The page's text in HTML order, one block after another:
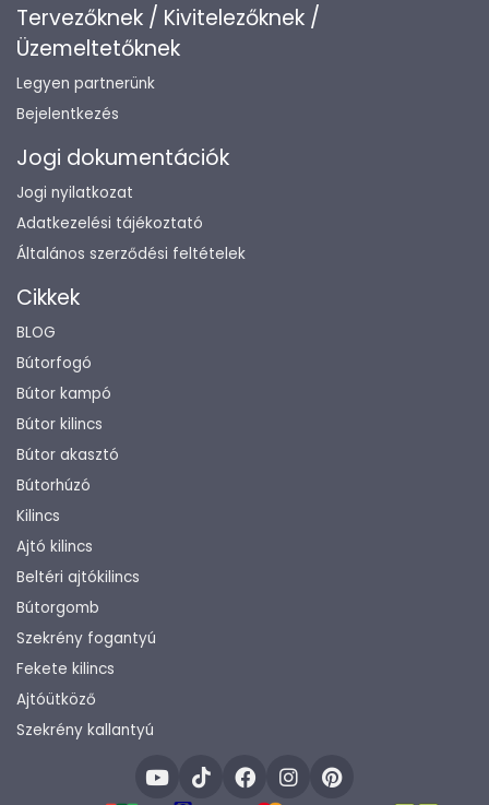
Tervezőknek / Kivitelezőknek /
Üzemeltetőknek
Legyen partnerünk
Bejelentkezés
Jogi dokumentációk
Jogi nyilatkozat
Adatkezelési tájékoztató
Általános szerződési feltételek
Cikkek
BLOG
Bútorfogó
Bútor kampó
Bútor kilincs
Bútor akasztó
Bútorhúzó
Kilincs
Ajtó kilincs
Beltéri ajtókilincs
Bútorgomb
Szekrény fogantyú
Fekete kilincs
Ajtóütköző
Szekrény kallantyú